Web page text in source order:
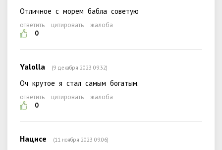
Отличное с морем бабла советую
ответить цитировать
жалоба
0
Yalolla (9 декабря 2023 09:32)
Оч крутое я стал самым богатым.
ответить цитировать
жалоба
0
Нацисе (11 ноября 2023 09:06)